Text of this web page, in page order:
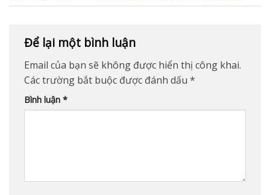
Để lại một bình luận
Email của bạn sẽ không được hiển thị công khai.
Các trường bắt buộc được đánh dấu *
Bình luận *